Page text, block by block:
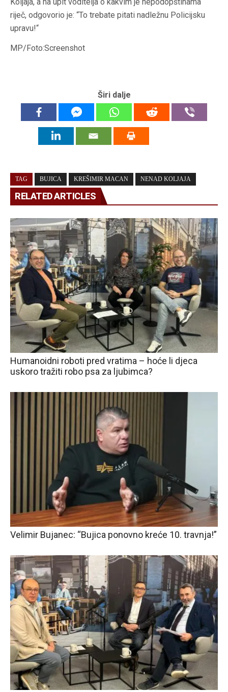
riječ, odgovorio je: “To trebate pitati nadležnu Policijsku
upravu!“
MP/Foto:Screenshot
Širi dalje
TAG BUJICA KREŠIMIR MACAN NENAD KOLJAJA
RELATED ARTICLES
Humanoidni roboti pred vratima – hoće li djeca
uskoro tražiti robo psa za ljubimca?
Velimir Bujanec: “Bujica ponovno kreće 10. travnja!”